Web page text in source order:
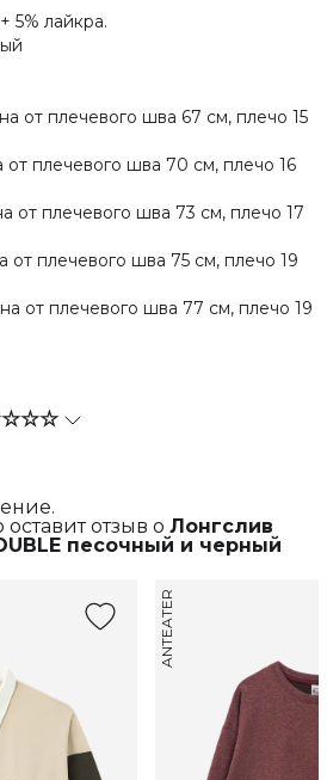
5% лайкра.
от плечевого шва 67 см, плечо 15
плечевого шва 70 см, плечо 16
от плечевого шва 73 см, плечо 17
плечевого шва 75 см, плечо 19
от плечевого шва 77 см, плечо 19
отзыв о Лонгслив
песочный и черный
ANTEATER